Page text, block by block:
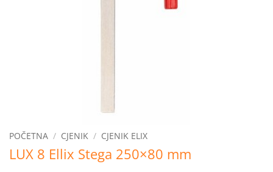
POČETNA / CJENIK / CJENIK ELIX
LUX 8 Ellix Stega 250×80 mm